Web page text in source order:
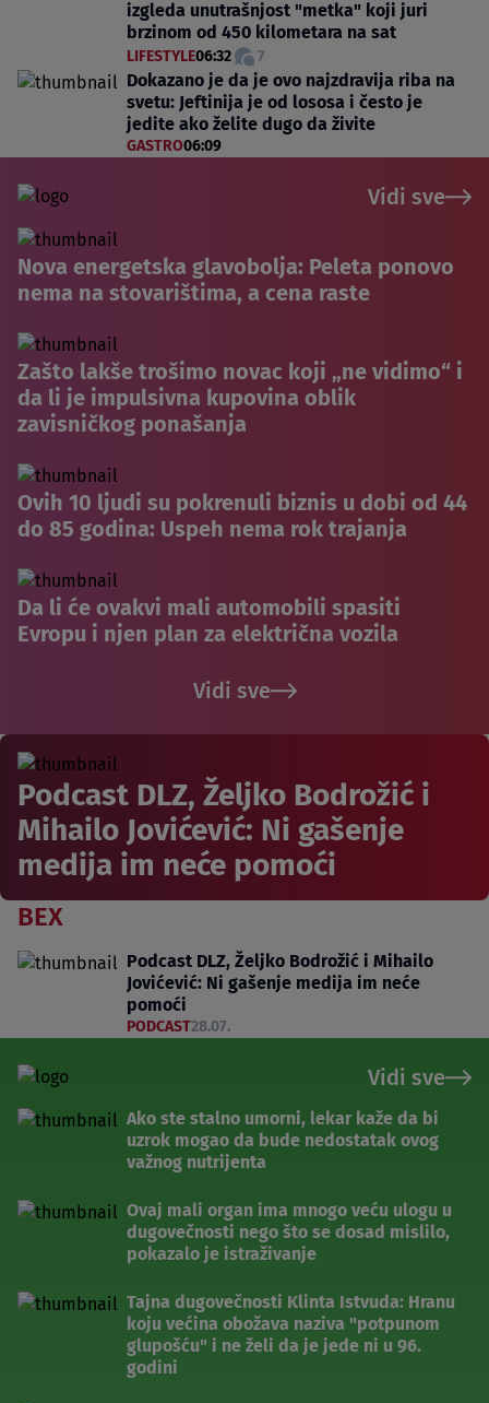
izgleda unutrašnjost "metka" koji juri
brzinom od 450 kilometara na sat
LIFESTYLE06:32 7
Dokazano je da je ovo najzdravija riba na
svetu: Jeftinija je od lososa i često je
jedite ako želite dugo da živite
GASTRO06:09
Vidi sve
Nova energetska glavobolja: Peleta ponovo
nema na stovarištima, a cena raste
Zašto lakše trošimo novac koji „ne vidimo“ i
da li je impulsivna kupovina oblik
zavisničkog ponašanja
Ovih 10 ljudi su pokrenuli biznis u dobi od 44
do 85 godina: Uspeh nema rok trajanja
Da li će ovakvi mali automobili spasiti
Evropu i njen plan za električna vozila
Vidi sve
Podcast DLZ, Željko Bodrožić i
Mihailo Jovićević: Ni gašenje
medija im neće pomoći
BEX
Podcast DLZ, Željko Bodrožić i Mihailo
Jovićević: Ni gašenje medija im neće
pomoći
PODCAST28.07.
Vidi sve
Ako ste stalno umorni, lekar kaže da bi
uzrok mogao da bude nedostatak ovog
važnog nutrijenta
Ovaj mali organ ima mnogo veću ulogu u
dugovečnosti nego što se dosad mislilo,
pokazalo je istraživanje
Tajna dugovečnosti Klinta Istvuda: Hranu
koju većina obožava naziva "potpunom
glupošću" i ne želi da je jede ni u 96.
godini